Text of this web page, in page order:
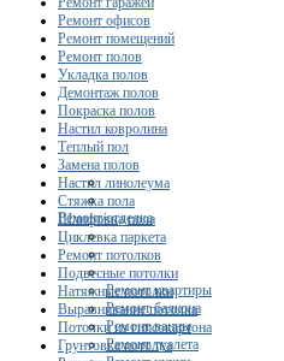
Ремонт/отделка
Ремонт квартиры
Ремонт балкона
Ремонт ванны
Ремонт туалета
Ремонт офисов
Ремонт помещений
Ремонт полов
Укладка полов
Демонтаж полов
Покраска полов
Настил ковролина
Теплый пол
Замена полов
Настил линолеума
Стяжка пола
Шлифовка пола
Циклевка паркета
Ремонт потолков
Подвесные потолки
Натяжные потолки
Выравнивание потолка
Потолки из гипсокартона
Грунтовка потолка